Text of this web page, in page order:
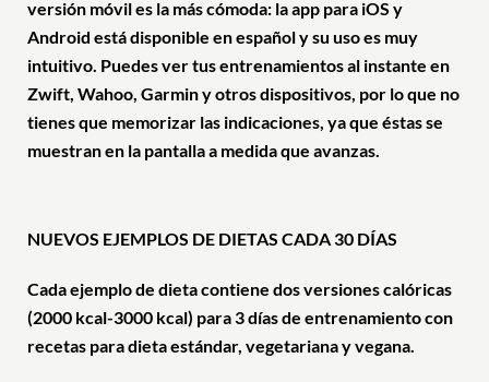
versión móvil es la más cómoda: la app para iOS y
Android está disponible en español y su uso es muy
intuitivo. Puedes ver tus entrenamientos al instante en
Zwift, Wahoo, Garmin y otros dispositivos, por lo que no
tienes que memorizar las indicaciones, ya que éstas se
muestran en la pantalla a medida que avanzas.
NUEVOS EJEMPLOS DE DIETAS CADA 30 DÍAS
Cada ejemplo de dieta contiene dos versiones calóricas
(2000 kcal-3000 kcal) para 3 días de entrenamiento con
recetas para dieta estándar, vegetariana y vegana.